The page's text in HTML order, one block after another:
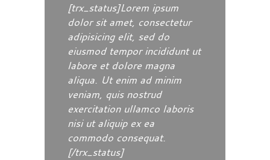
[trx_status]Lorem ipsum
dolor sit amet, consectetur
adipisicing elit, sed do
eiusmod tempor incididunt ut
labore et dolore magna
aliqua. Ut enim ad minim
veniam, quis nostrud
exercitation ullamco laboris
nisi ut aliquip ex ea
commodo consequat.
[/trx_status]